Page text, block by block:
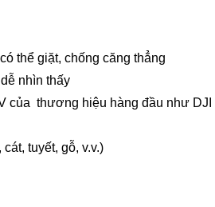
thể giặt, chống căng thẳng
nhìn thấy
của thương hiệu hàng đầu như DJI
tuyết, gỗ, v.v.)